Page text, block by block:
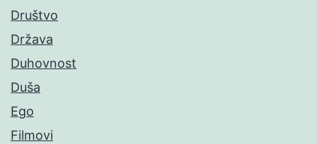
Društvo
Država
Duhovnost
Duša
Ego
Filmovi